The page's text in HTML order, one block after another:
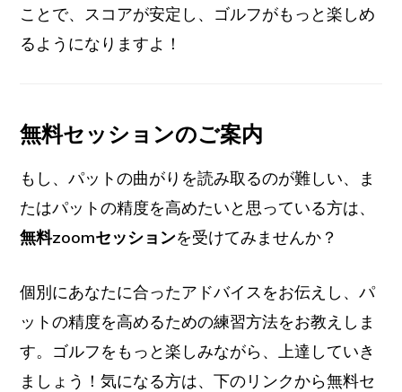
ことで、スコアが安定し、ゴルフがもっと楽しめ
るようになりますよ！
無料セッションのご案内
もし、パットの曲がりを読み取るのが難しい、ま
たはパットの精度を高めたいと思っている方は、
無料zoomセッションを受けてみませんか？
個別にあなたに合ったアドバイスをお伝えし、パ
ットの精度を高めるための練習方法をお教えしま
す。ゴルフをもっと楽しみながら、上達していき
ましょう！気になる方は、下のリンクから無料セ